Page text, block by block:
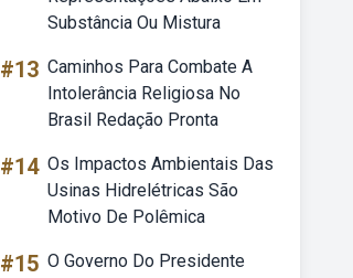
Substância Ou Mistura
#13 Caminhos Para Combate A
Intolerância Religiosa No
Brasil Redação Pronta
#14 Os Impactos Ambientais Das
Usinas Hidrelétricas São
Motivo De Polêmica
#15 O Governo Do Presidente